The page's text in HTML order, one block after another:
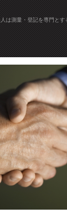
は測量・登記を専門と